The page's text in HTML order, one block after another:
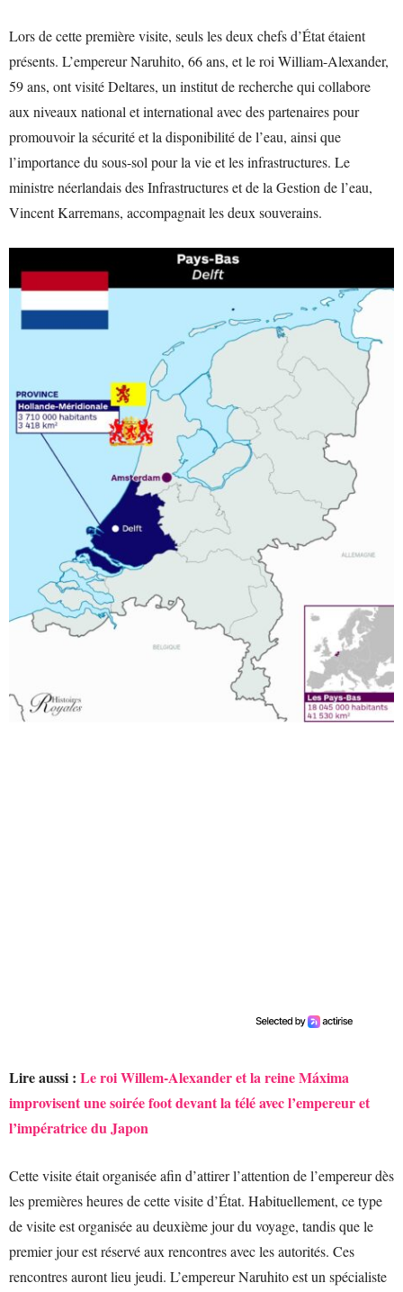
Lors de cette première visite, seuls les deux chefs d’État étaient
présents. L’empereur Naruhito, 66 ans, et le roi William-Alexander,
59 ans, ont visité Deltares, un institut de recherche qui collabore
aux niveaux national et international avec des partenaires pour
promouvoir la sécurité et la disponibilité de l’eau, ainsi que
l’importance du sous-sol pour la vie et les infrastructures. Le
ministre néerlandais des Infrastructures et de la Gestion de l’eau,
Vincent Karremans, accompagnait les deux souverains.
Lire aussi : Le roi Willem-Alexander et la reine Máxima
improvisent une soirée foot devant la télé avec l’empereur et
l’impératrice du Japon
Cette visite était organisée afin d’attirer l’attention de l’empereur dès
les premières heures de cette visite d’État. Habituellement, ce type
de visite est organisée au deuxième jour du voyage, tandis que le
premier jour est réservé aux rencontres avec les autorités. Ces
rencontres auront lieu jeudi. L’empereur Naruhito est un spécialiste